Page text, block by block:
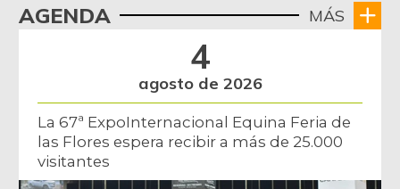
AGENDA MÁS
4
agosto de 2026
La 67ª ExpoInternacional Equina Feria de
las Flores espera recibir a más de 25.000
visitantes